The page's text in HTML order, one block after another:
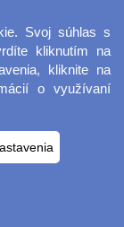
Svoj súhlas s
kliknutím na
kliknite na
o využívaní